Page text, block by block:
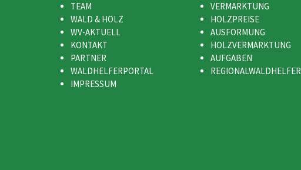
TEAM
WALD & HOLZ
WV-AKTUELL
KONTAKT
PARTNER
WALDHELFERPORTAL
IMPRESSUM
VERMARKTUNG
HOLZPREISE
AUSFORMUNG
HOLZVERMARKTUNG
AUFGABEN
REGIONALWALDHELFER